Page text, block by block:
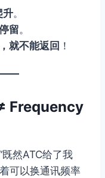
升。
留。
就不能返回 ！
Frequency
然ATC给了我
可以换通讯频率